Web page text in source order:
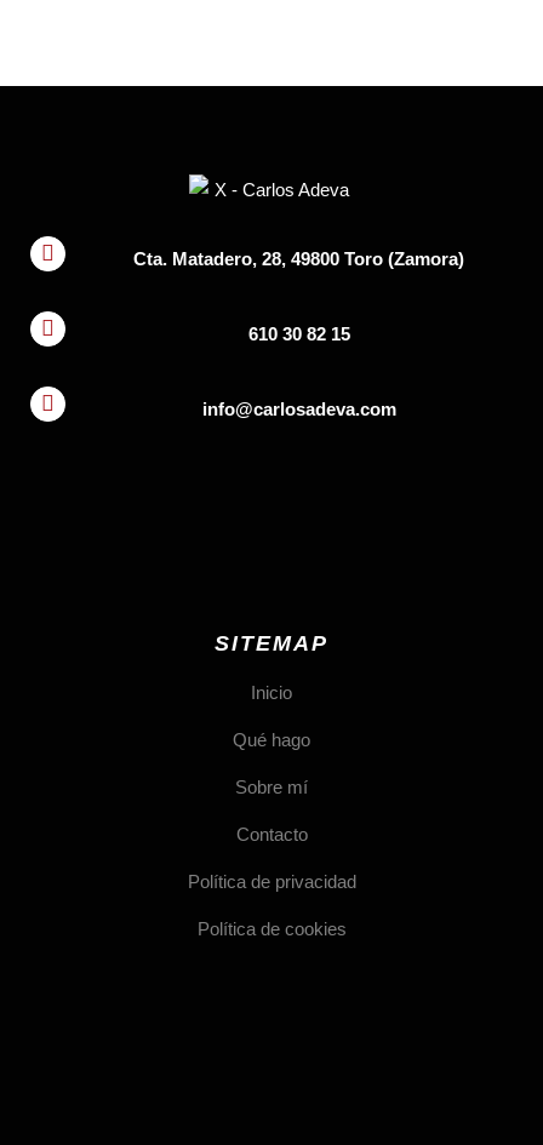
Cta. Matadero, 28, 49800 Toro (Zamora)
610 30 82 15
info@carlosadeva.com
SITEMAP
Inicio
Qué hago
Sobre mí
Contacto
Política de privacidad
Política de cookies